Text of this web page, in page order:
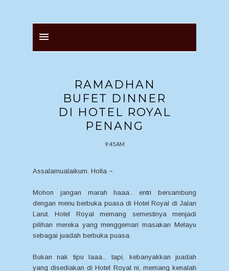
RAMADHAN
BUFET DINNER
DI HOTEL ROYAL
PENANG
9:45 AM
Assalamualaikum. Holla ~
Mohon jangan marah haaa.. entri bersambung
dengan menu berbuka puasa di Hotel Royal di Jalan
Larut. Hotel Royal memang semestinya menjadi
pilihan mereka yang menggemari masakan Melayu
sebagai juadah berbuka puasa.
Bukan nak tipu laaa... tapi, kebanyakkan juadah
yang disediakan di Hotel Royal ni, memang kenalah